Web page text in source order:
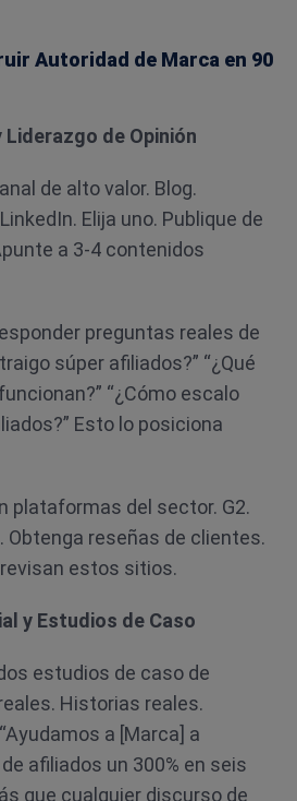
Autoridad de Marca en 90
de Opinión
de alto valor. Blog.
Elija uno. Publique de
a 3-4 contenidos
preguntas reales de
súper afiliados?” “¿Qué
“¿Cómo escalo
Esto lo posiciona
plataformas del sector. G2.
Obtenga reseñas de clientes.
estos sitios.
y Estudios de Caso
estudios de caso de
Historias reales.
a [Marca] a
afiliados un 300% en seis
que cualquier discurso de